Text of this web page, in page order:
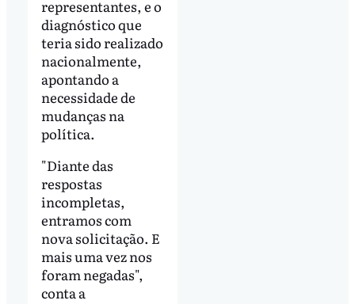
representantes, e o
diagnóstico que
teria sido realizado
nacionalmente,
apontando a
necessidade de
mudanças na
política.
"Diante das
respostas
incompletas,
entramos com
nova solicitação. E
mais uma vez nos
foram negadas",
conta a